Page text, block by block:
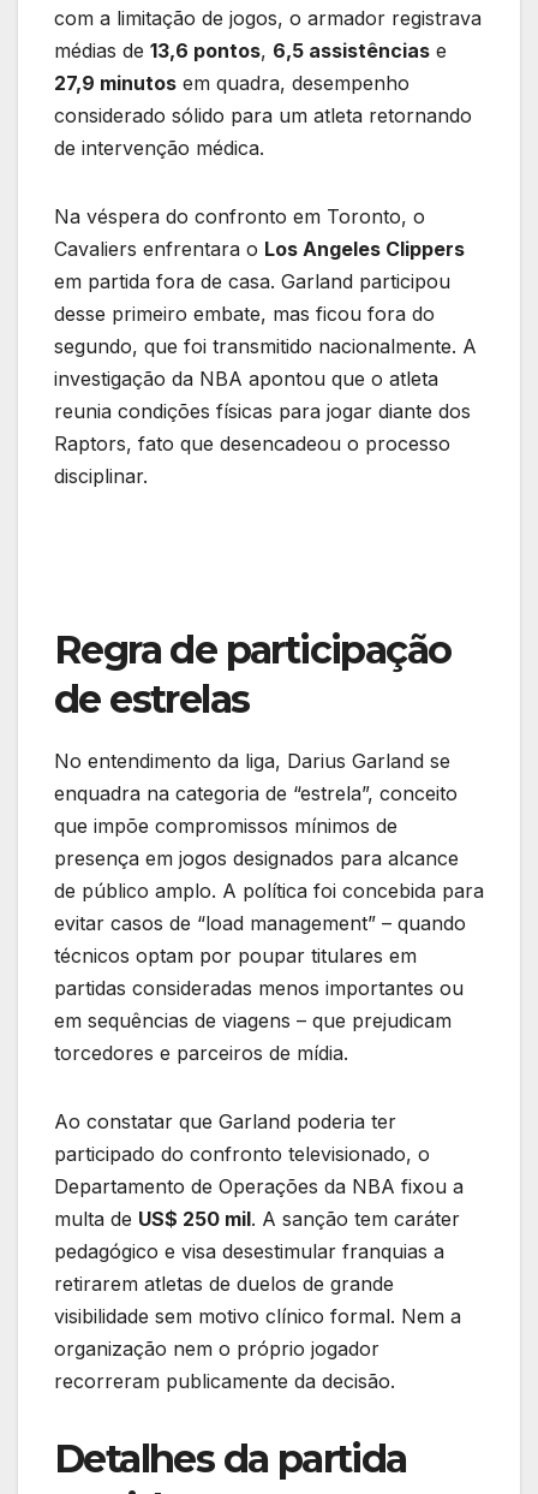
com a limitação de jogos, o armador registrava
médias de 13,6 pontos, 6,5 assistências e
27,9 minutos em quadra, desempenho
considerado sólido para um atleta retornando
de intervenção médica.
Na véspera do confronto em Toronto, o
Cavaliers enfrentara o Los Angeles Clippers
em partida fora de casa. Garland participou
desse primeiro embate, mas ficou fora do
segundo, que foi transmitido nacionalmente. A
investigação da NBA apontou que o atleta
reunia condições físicas para jogar diante dos
Raptors, fato que desencadeou o processo
disciplinar.
Regra de participação
de estrelas
No entendimento da liga, Darius Garland se
enquadra na categoria de “estrela”, conceito
que impõe compromissos mínimos de
presença em jogos designados para alcance
de público amplo. A política foi concebida para
evitar casos de “load management” – quando
técnicos optam por poupar titulares em
partidas consideradas menos importantes ou
em sequências de viagens – que prejudicam
torcedores e parceiros de mídia.
Ao constatar que Garland poderia ter
participado do confronto televisionado, o
Departamento de Operações da NBA fixou a
multa de US$ 250 mil. A sanção tem caráter
pedagógico e visa desestimular franquias a
retirarem atletas de duelos de grande
visibilidade sem motivo clínico formal. Nem a
organização nem o próprio jogador
recorreram publicamente da decisão.
Detalhes da partida